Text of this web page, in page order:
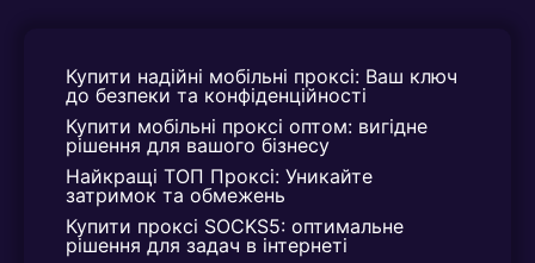
Купити надійні мобільні проксі: Ваш ключ
до безпеки та конфіденційності
Купити мобільні проксі оптом: вигідне
рішення для вашого бізнесу
Найкращі ТОП Проксі: Уникайте
затримок та обмежень
Купити проксі SOCKS5: оптимальне
рішення для задач в інтернеті